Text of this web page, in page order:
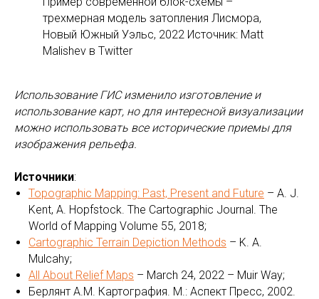
трехмерная модель затопления Лисмора,
Новый Южный Уэльс, 2022 Источник: Matt
Malishev в Twitter
Использование ГИС изменило изготовление и
использование карт, но для интересной визуализации
можно использовать все исторические приемы для
изображения рельефа.
Источники:
Topographic Mapping: Past, Present and Future – A. J.
Kent, A. Hopfstock. The Cartographic Journal. The
World of Mapping Volume 55, 2018;
Cartographic Terrain Depiction Methods – K. A.
Mulcahy;
All About Relief Maps – March 24, 2022 – Muir Way;
Берлянт А.М. Картография. М.: Аспект Пресс, 2002.